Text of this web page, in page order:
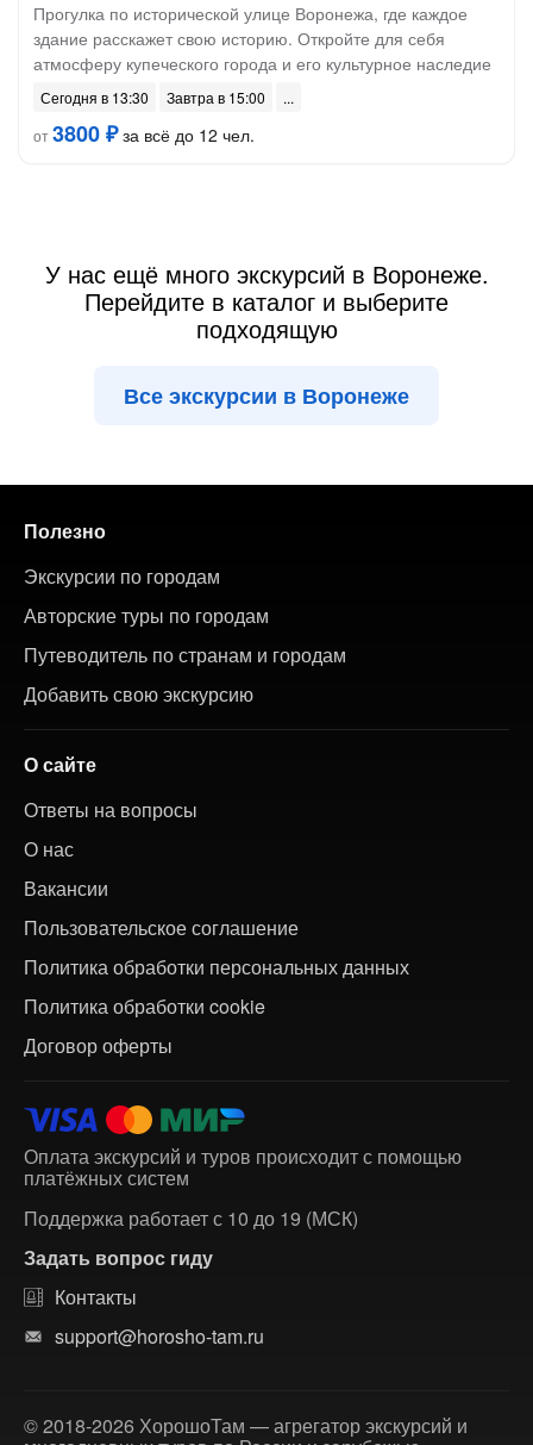
Прогулка по исторической улице Воронежа, где каждое
здание расскажет свою историю. Откройте для себя
атмосферу купеческого города и его культурное наследие
Сегодня в 13:30
Завтра в 15:00
от3800 ₽за всё до 12 чел.
У нас ещё много экскурсий в Воронеже.
Перейдите в каталог и выберите
подходящую
Все экскурсии в Воронеже
Полезно
Экскурсии по городам
Авторские туры по городам
Путеводитель по странам и городам
Добавить свою экскурсию
О сайте
Ответы на вопросы
О нас
Вакансии
Пользовательское соглашение
Политика обработки персональных данных
Политика обработки cookie
Договор оферты
Оплата экскурсий и туров происходит с помощью
платёжных систем
Поддержка работает с 10 до 19 (МСК)
Задать вопрос гиду
Контакты
support@horosho-tam.ru
© 2018-2026 ХорошоТам — агрегатор экскурсий и